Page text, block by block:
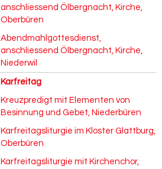
anschliessend Ölbergnacht, Kirche,
Oberbüren
Abendmahlgottesdienst,
anschliessend Ölbergnacht, Kirche,
Niederwil
Karfreitag
Kreuzpredigt mit Elementen von
Besinnung und Gebet, Niederbüren
Karfreitagsliturgie im Kloster Glattburg,
Oberbüren
Karfreitagsliturgie mit Kirchenchor,